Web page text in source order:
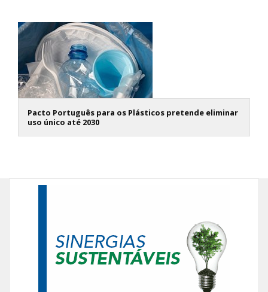
Pacto Português para os Plásticos pretende eliminar
uso único até 2030